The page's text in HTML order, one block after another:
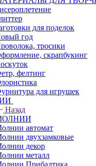
для поделок
год
тросики
скрапбукинг
фелтинг
для игрушек
Назад
автомат
двухзамковые
декор
металл
Прибалтика